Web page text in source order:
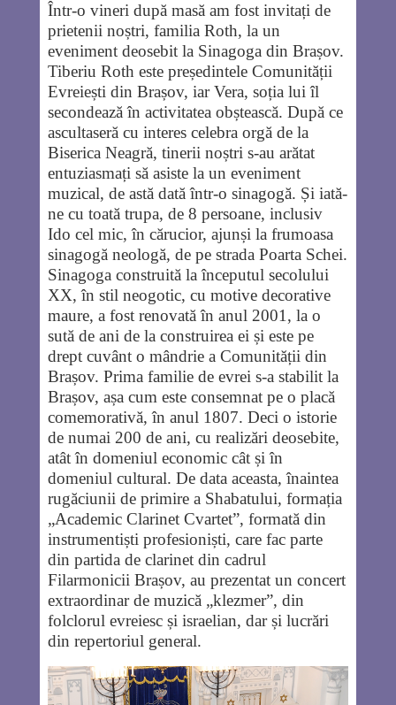
Într-o vineri după masă am fost invitați de
prietenii noștri, familia Roth, la un
eveniment deosebit la Sinagoga din Brașov.
Tiberiu Roth este președintele Comunității
Evreiești din Brașov, iar Vera, soția lui îl
secondează în activitatea obștească. După ce
ascultaseră cu interes celebra orgă de la
Biserica Neagră, tinerii noștri s-au arătat
entuziasmați să asiste la un eveniment
muzical, de astă dată într-o sinagogă. Și iată-
ne cu toată trupa, de 8 persoane, inclusiv
Ido cel mic, în cărucior, ajunși la frumoasa
sinagogă neologă, de pe strada Poarta Schei.
Sinagoga construită la începutul secolului
XX, în stil neogotic, cu motive decorative
maure, a fost renovată în anul 2001, la o
sută de ani de la construirea ei și este pe
drept cuvânt o mândrie a Comunității din
Brașov. Prima familie de evrei s-a stabilit la
Brașov, așa cum este consemnat pe o placă
comemorativă, în anul 1807. Deci o istorie
de numai 200 de ani, cu realizări deosebite,
atât în domeniul economic cât și în
domeniul cultural. De data aceasta, înaintea
rugăciunii de primire a Shabatului, formația
„Academic Clarinet Cvartet”, formată din
instrumentiști profesioniști, care fac parte
din partida de clarinet din cadrul
Filarmonicii Brașov, au prezentat un concert
extraordinar de muzică „klezmer”, din
folclorul evreiesc și israelian, dar și lucrări
din repertoriul general.